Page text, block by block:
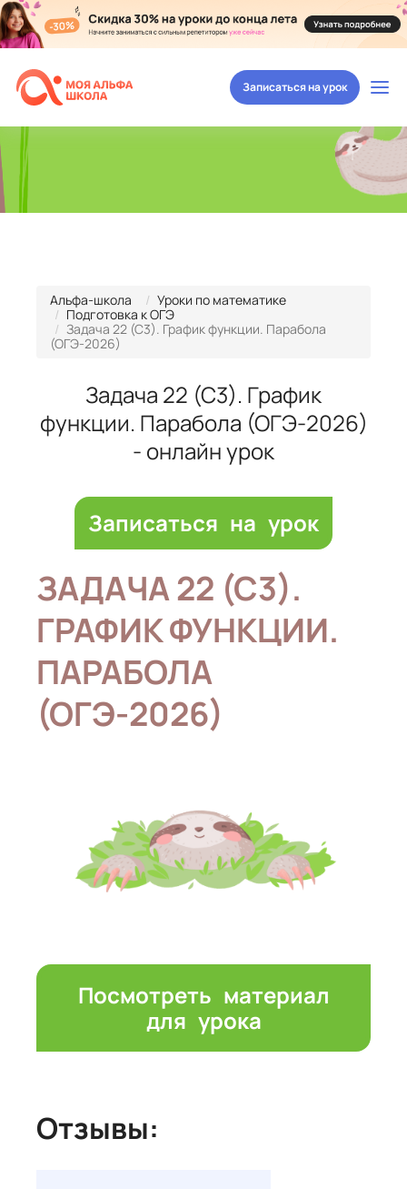
Записаться на урок
Альфа-школа
Уроки по математике
Подготовка к ОГЭ
Задача 22 (С3). График функции. Парабола
(ОГЭ-2026)
Задача 22 (С3). График
функции. Парабола (ОГЭ-2026)
- онлайн урок
Записаться на урок
ЗАДАЧА 22 (С3).
ГРАФИК ФУНКЦИИ.
ПАРАБОЛА
(ОГЭ-2026)
Посмотреть материал
для урока
Отзывы: